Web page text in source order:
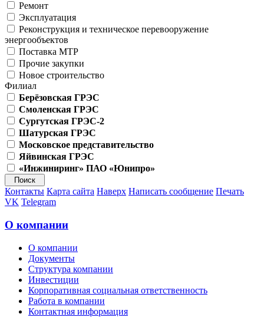
Ремонт
Эксплуатация
Реконструкция и техническое перевооружение
энергообъектов
Поставка МТР
Прочие закупки
Новое строительство
Филиал
Берёзовская ГРЭС
Смоленская ГРЭС
Сургутская ГРЭС-2
Шатурская ГРЭС
Московское представительство
Яйвинская ГРЭС
«Инжиниринг» ПАО «Юнипро»
Контакты Карта сайта Наверх Написать сообщение Печать
VK Telegram
О компании
О компании
Документы
Структура компании
Инвестиции
Корпоративная социальная ответственность
Работа в компании
Контактная информация